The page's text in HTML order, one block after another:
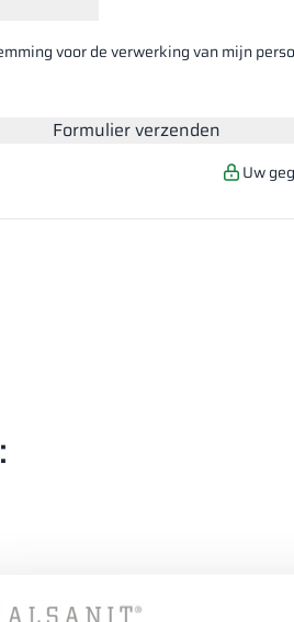
voor de verwerking van mijn
Formulier verzenden
Uw